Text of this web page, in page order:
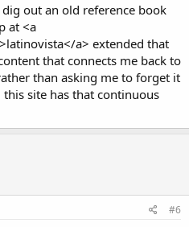
out an old reference book
at <a
a> extended that
that connects me back to
than asking me to forget it
site has that continuous
#6